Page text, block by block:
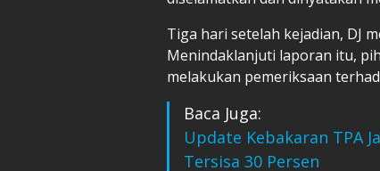
Tiga hari setelah kejadian, DJ
Menindaklanjuti laporan itu,
melakukan pemeriksaan
Baca Juga:
Update Kebakaran TPA
Tersisa 30 Persen